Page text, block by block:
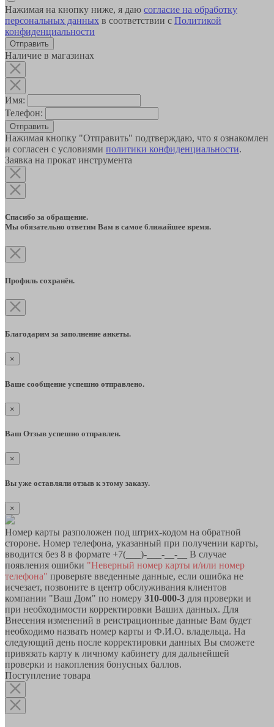
Нажимая на кнопку ниже, я даю согласие на обработку
персональных данных в соответствии с Политикой
конфиденциальности
Наличие в магазинах
Имя:
Телефон:
Отправить
Нажимая кнопку "Отправить" подтверждаю, что я ознакомлен
и согласен с условиями политики конфиденциальности.
Заявка на прокат инструмента
Спасибо за обращение.
Мы обязательно ответим Вам в самое ближайшее время.
Профиль сохранён.
Благодарим за заполнение анкеты.
×
Ваше сообщение успешно отправлено.
×
Ваш Отзыв успешно отправлен.
×
Вы уже оставляли отзыв к этому заказу.
×
Номер карты разположен под штрих-кодом на обратной
стороне. Номер телефона, указанный при получении карты,
вводится без 8 в формате +7(___)-___-__-__ В случае
появления ошибки "Неверный номер карты и/или номер
телефона" проверьте введенные данные, если ошибка не
исчезает, позвоните в центр обслуживания клиентов
компании "Ваш Дом" по номеру 310-000-3 для проверки и
при необходимости корректировки Ваших данных. Для
Внесения изменений в реистрационные данные Вам будет
необходимо назвать номер карты и Ф.И.О. владельца. На
следующий день после корректировки данных Вы сможете
привязать карту к личному кабинету для дальнейшей
проверки и накопления бонусных баллов.
Поступление товара